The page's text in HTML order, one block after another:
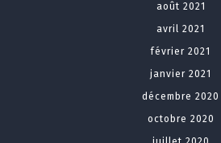
août 2021
avril 2021
février 2021
janvier 2021
décembre 2020
octobre 2020